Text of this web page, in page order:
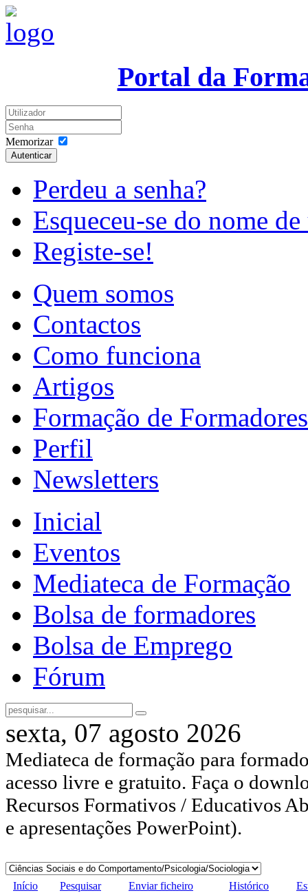
Portal da
Memorizar
Autenticar
Perdeu a senha?
Esqueceu-se do nome
Registe-se!
Quem somos
Contactos
Como funciona
Artigos
Formação de Formadores
Perfil
Newsletters
Inicial
Eventos
Mediateca de Formação
Bolsa de formadores
Bolsa de Emprego
Fórum
sexta, 07 agosto 2026
Mediateca de formação para
acesso livre e gratuito. Faça o
Recursos Formativos / Educativos
e apresentações PowerPoint).
Início Pesquisar Enviar ficheiro Histórico